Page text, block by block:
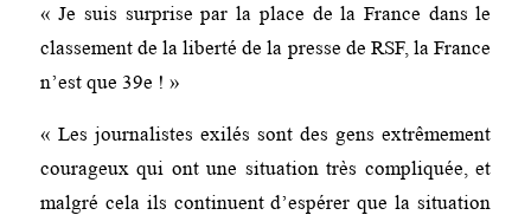
« Je suis surprise par la place de la France dans le
classement de la liberté de la presse de RSF, la France
n’est que 39e ! »
« Les journalistes exilés sont des gens extrêmement
courageux qui ont une situation très compliquée, et
malgré cela ils continuent d’espérer que la situation